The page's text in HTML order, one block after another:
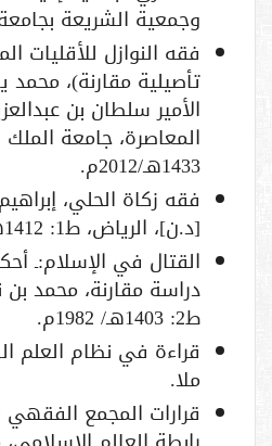
وجمعية الشريعة
فقه النوازل للأقليات
تأصيلية مقارنة)،
الأمير سلطان بن
1433هـ/2012م.
فقه زكاة الحلي،
[د.ن]، الرياض، ط1: 1412هـ/ 1992م.
القتال في الإسلام:ـ
دراسة مقارنة، محمد بن
ط2: 1403هـ/ 1982م.
قراءة في نظام العلم
ملا.